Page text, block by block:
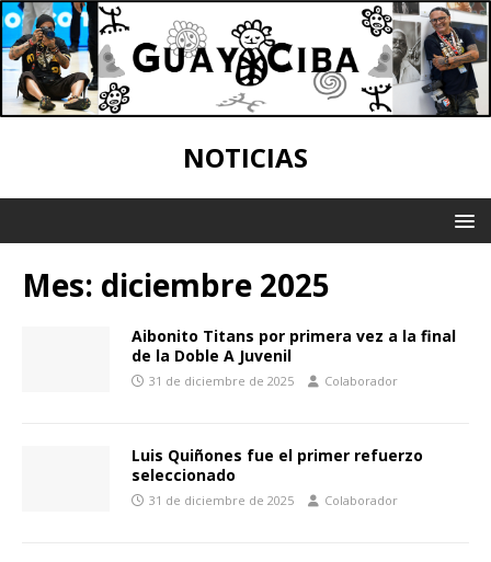
NOTICIAS
Mes: diciembre 2025
Aibonito Titans por primera vez a la final
de la Doble A Juvenil
31 de diciembre de 2025 Colaborador
Luis Quiñones fue el primer refuerzo
seleccionado
31 de diciembre de 2025 Colaborador